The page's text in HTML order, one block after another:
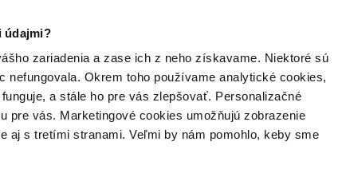
údajmi?
zariadenia a zase ich z neho získavame. Niektoré sú
nefungovala. Okrem toho používame analytické cookies,
a stále ho pre vás zlepšovať. Personalizačné
pre vás. Marketingové cookies umožňujú zobrazenie
aj s tretími stranami. Veľmi by nám pomohlo, keby sme